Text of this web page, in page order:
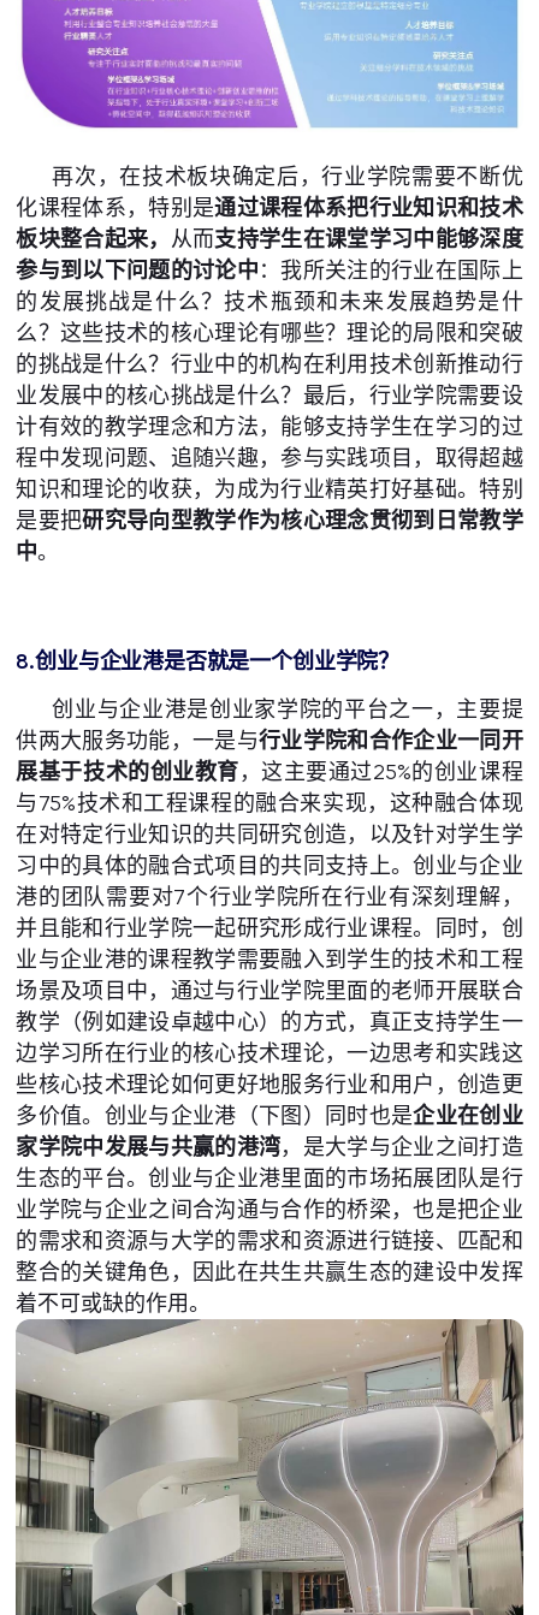
再次，在技术板块确定后，行业学院需要不断优
化课程体系，特别是通过课程体系把行业知识和技术
板块整合起来， 从而支持学生在课堂学习中能够深度
参与到以下问题的讨论中：我所关注的行业在国际上
的发展挑战是什么？技术瓶颈和未来发展趋势是什
么？这些技术的核心理论有哪些？理论的局限和突破
的挑战是什么？行业中的机构在利用技术创新推动行
业发展中的核心挑战是什么？最后，行业学院需要设
计有效的教学理念和方法，能够支持学生在学习的过
程中发现问题、追随兴趣，参与实践项目，取得超越
知识和理论的收获，为成为行业精英打好基础。特别
是要把研究导向型教学作为核心理念贯彻到日常教学
中。
8.创业与企业港是否就是一个创业学院？
创业与企业港是创业家学院的平台之一，主要提
供两大服务功能，一是与行业学院和合作企业一同开
展基于技术的创业教育，这主要通过25%的创业课程
与75%技术和工程课程的融合来实现，这种融合体现
在对特定行业知识的共同研究创造，以及针对学生学
习中的具体的融合式项目的共同支持上。创业与企业
港的团队需要对7个行业学院所在行业有深刻理解，
并且能和行业学院一起研究形成行业课程。同时，创
业与企业港的课程教学需要融入到学生的技术和工程
场景及项目中，通过与行业学院里面的老师开展联合
教学（例如建设卓越中心）的方式，真正支持学生一
边学习所在行业的核心技术理论，一边思考和实践这
些核心技术理论如何更好地服务行业和用户，创造更
多价值。创业与企业港（下图）同时也是企业在创业
家学院中发展与共赢的港湾，是大学与企业之间打造
生态的平台。创业与企业港里面的市场拓展团队是行
业学院与企业之间合沟通与合作的桥梁，也是把企业
的需求和资源与大学的需求和资源进行链接、匹配和
整合的关键角色，因此在共生共赢生态的建设中发挥
着不可或缺的作用。